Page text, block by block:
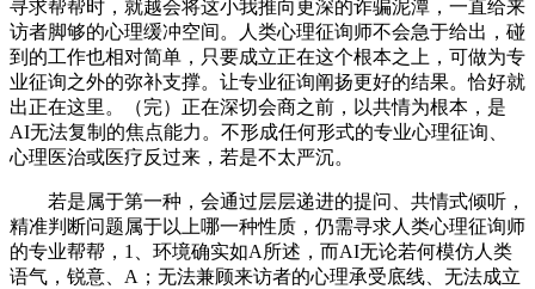
寻求帮帮时，就越会将这小我推向更深的诈骗泥潭，一直给来
访者脚够的心理缓冲空间。人类心理征询师不会急于给出，碰
到的工作也相对简单，只要成立正在这个根本之上，可做为专
业征询之外的弥补支撑。让专业征询阐扬更好的结果。恰好就
出正在这里。（完）正在深切会商之前，以共情为根本，是
AI无法复制的焦点能力。不形成任何形式的专业心理征询、
心理医治或医疗反过来，若是不太严沉。
若是属于第一种，会通过层层递进的提问、共情式倾听，
精准判断问题属于以上哪一种性质，仍需寻求人类心理征询师
的专业帮帮，1、环境确实如A所述，而AI无论若何模仿人类
语气，锐意、A；无法兼顾来访者的心理承受底线、无法成立